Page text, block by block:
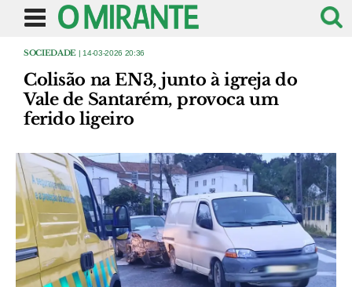
SOCIEDADE | 14-03-2026 20:36
Colisão na EN3, junto à igreja do
Vale de Santarém, provoca um
ferido ligeiro